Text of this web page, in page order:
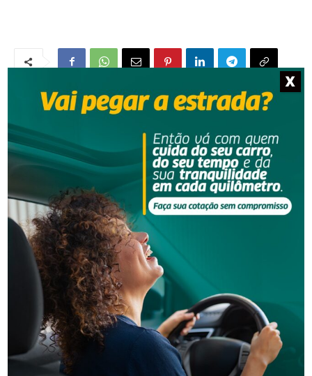
NOTÍCIAS RELACIONADAS
Segurança
Grave acidente na BR-101 envolvendo dois
caminhões deixa um motorista morto
X